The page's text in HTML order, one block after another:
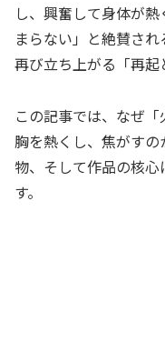
し、興奮して身体が
まらない」と絶賛され
再び立ち上がる「再起
この記事では、なぜ
胸を熱くし、焦がす
物、そして作品の核
す。